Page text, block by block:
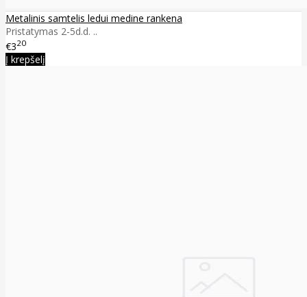
Metalinis samtelis ledui medine rankena
Pristatymas 2-5d.d. ..
€320
Į krepšelį